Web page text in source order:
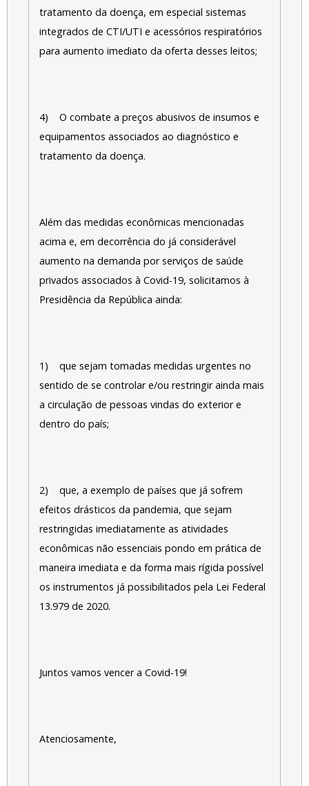
tratamento da doença, em especial sistemas
integrados de CTI/UTI e acessórios respiratórios
para aumento imediato da oferta desses leitos;
4) O combate a preços abusivos de insumos e
equipamentos associados ao diagnóstico e
tratamento da doença.
Além das medidas econômicas mencionadas
acima e, em decorrência do já considerável
aumento na demanda por serviços de saúde
privados associados à Covid-19, solicitamos à
Presidência da República ainda:
1) que sejam tomadas medidas urgentes no
sentido de se controlar e/ou restringir ainda mais
a circulação de pessoas vindas do exterior e
dentro do país;
2) que, a exemplo de países que já sofrem
efeitos drásticos da pandemia, que sejam
restringidas imediatamente as atividades
econômicas não essenciais pondo em prática de
maneira imediata e da forma mais rígida possível
os instrumentos já possibilitados pela Lei Federal
13.979 de 2020.
Juntos vamos vencer a Covid-19!
Atenciosamente,